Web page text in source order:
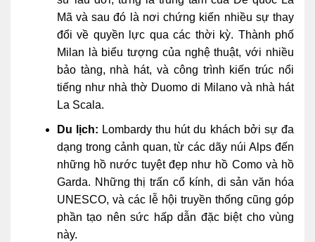
Mã và sau đó là nơi chứng kiến nhiều sự thay
đổi về quyền lực qua các thời kỳ. Thành phố
Milan là biểu tượng của nghệ thuật, với nhiều
bảo tàng, nhà hát, và công trình kiến trúc nổi
tiếng như nhà thờ Duomo di Milano và nhà hát
La Scala.
Du lịch: Lombardy thu hút du khách bởi sự đa
dạng trong cảnh quan, từ các dãy núi Alps đến
những hồ nước tuyệt đẹp như hồ Como và hồ
Garda. Những thị trấn cổ kính, di sản văn hóa
UNESCO, và các lễ hội truyền thống cũng góp
phần tạo nên sức hấp dẫn đặc biệt cho vùng
này.